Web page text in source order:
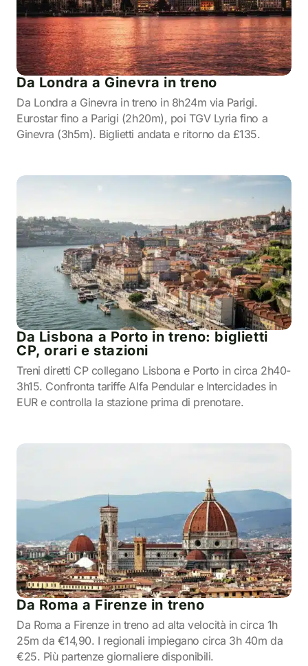
Da Londra a Ginevra in treno
Da Londra a Ginevra in treno in 8h24m via Parigi.
Eurostar fino a Parigi (2h20m), poi TGV Lyria fino a
Ginevra (3h5m). Biglietti andata e ritorno da £135.
Da Lisbona a Porto in treno: biglietti
CP, orari e stazioni
Treni diretti CP collegano Lisbona e Porto in circa 2h40-
3h15. Confronta tariffe Alfa Pendular e Intercidades in
EUR e controlla la stazione prima di prenotare.
Da Roma a Firenze in treno
Da Roma a Firenze in treno ad alta velocità in circa 1h
25m da €14,90. I regionali impiegano circa 3h 40m da
€25. Più partenze giornaliere disponibili.